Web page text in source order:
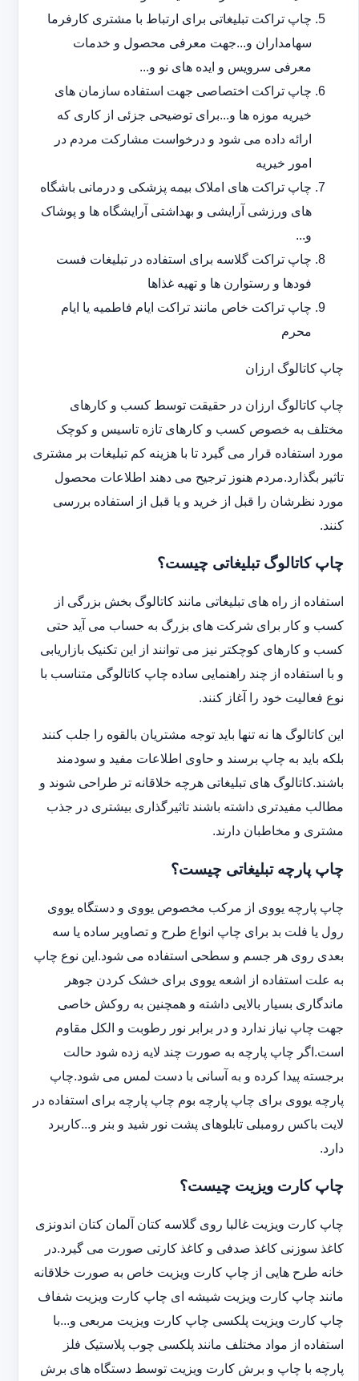
چاپ تراکت تبلیغاتی برای ارتباط با مشتری کارفرما
سهامداران و...جهت معرفی محصول و خدمات
معرفی سرویس و ایده های نو و...
چاپ تراکت اختصاصی جهت استفاده سازمان های
خیریه موزه ها و...برای توضیحی جزئی از کاری که
ارائه داده می شود و درخواست مشارکت مردم در
امور خیریه
چاپ تراکت های املاک بیمه پزشکی و درمانی باشگاه
های ورزشی آرایشی و بهداشتی آرایشگاه ها و پوشاک
و...
چاپ تراکت گلاسه برای استفاده در تبلیغات فست
فودها و رستوارن ها و تهیه غذاها
چاپ تراکت خاص مانند تراکت ایام فاطمیه یا ایام
محرم
چاپ کاتالوگ ارزان
چاپ کاتالوگ ارزان در حقیقت توسط کسب و کارهای
مختلف به خصوص کسب و کارهای تازه تاسیس و کوچک
مورد استفاده قرار می گیرد تا با هزینه کم تبلیغات بر مشتری
تاثیر بگذارد.مردم هنوز ترجیح می دهند اطلاعات محصول
مورد نظرشان را قبل از خرید و یا قبل از استفاده بررسی
کنند.
چاپ کاتالوگ تبلیغاتی چیست؟
استفاده از راه های تبلیغاتی مانند کاتالوگ بخش بزرگی از
کسب و کار برای شرکت های بزرگ به حساب می آید حتی
کسب و کارهای کوچکتر نیز می توانند از این تکنیک بازاریابی
و با استفاده از چند راهنمایی ساده چاپ کاتالوگی متناسب با
نوع فعالیت خود را آغاز کنند.
این کاتالوگ ها نه تنها باید توجه مشتریان بالقوه را جلب کنند
بلکه باید به چاپ برسند و حاوی اطلاعات مفید و سودمند
باشند.کاتالوگ های تبلیغاتی هرچه خلاقانه تر طراحی شوند و
مطالب مفیدتری داشته باشند تاثیرگذاری بیشتری در جذب
مشتری و مخاطبان دارند.
چاپ پارچه تبلیغاتی چیست؟
چاپ پارچه یووی از مرکب مخصوص یووی و دستگاه یووی
رول یا فلت بد برای چاپ انواع طرح و تصاویر ساده یا سه
بعدی روی هر جسم و سطحی استفاده می شود.این نوع چاپ
به علت استفاده از اشعه یووی برای خشک کردن جوهر
ماندگاری بسیار بالایی داشته و همچنین به روکش خاصی
جهت چاپ نیاز ندارد و در برابر نور رطوبت و الکل مقاوم
است.اگر چاپ پارچه به صورت چند لایه زده شود حالت
برجسته پیدا کرده و به آسانی با دست لمس می شود.چاپ
پارچه یووی برای چاپ پارچه بوم چاپ پارچه برای استفاده در
لایت باکس رومبلی تابلوهای پشت نور شید و بنر و...کاربرد
دارد.
چاپ کارت ویزیت چیست؟
چاپ کارت ویزیت غالبا روی گلاسه کتان آلمان کتان اندونزی
کاغذ سوزنی کاغذ صدفی و کاغذ کارتی صورت می گیرد.در
خانه طرح هایی از چاپ کارت ویزیت خاص به صورت خلاقانه
مانند چاپ کارت ویزیت شیشه ای چاپ کارت ویزیت شفاف
چاپ کارت ویزیت پلکسی چاپ کارت ویزیت مربعی و...با
استفاده از مواد مختلف مانند پلکسی چوب پلاستیک فلز
پارچه با چاپ و برش کارت ویزیت توسط دستگاه های برش